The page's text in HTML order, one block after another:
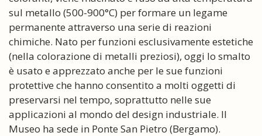
sul metallo (500-900°C) per formare un legame
permanente attraverso una serie di reazioni
chimiche. Nato per funzioni esclusivamente estetiche
(nella colorazione di metalli preziosi), oggi lo smalto
è usato e apprezzato anche per le sue funzioni
protettive che hanno consentito a molti oggetti di
preservarsi nel tempo, soprattutto nelle sue
applicazioni al mondo del design industriale. Il
Museo ha sede in Ponte San Pietro (Bergamo).